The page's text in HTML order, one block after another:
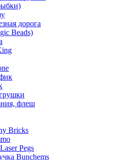
дорога
Beads)
флеш
Bricks
Pegs
Bunchems